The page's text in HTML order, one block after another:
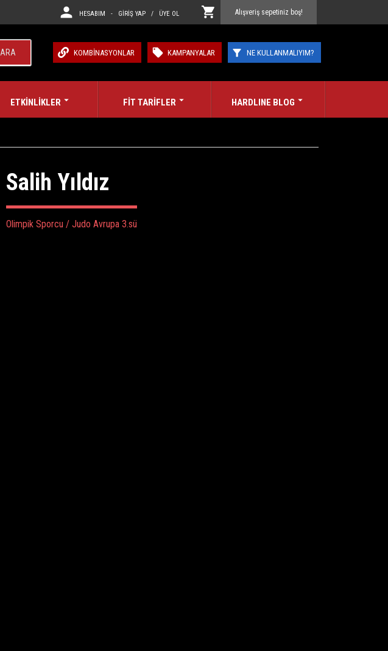
Alışveriş sepetiniz boş!
HESABIM - GİRİŞ YAP / ÜYE OL
ARA NE KULLANMALIYIM?
KAMPANYALAR
KOMBİNASYONLAR
ETKİNLİKLER FİT TARİFLER HARDLINE BLOG
Salih Yıldız
Olimpik Sporcu / Judo Avrupa 3.sü